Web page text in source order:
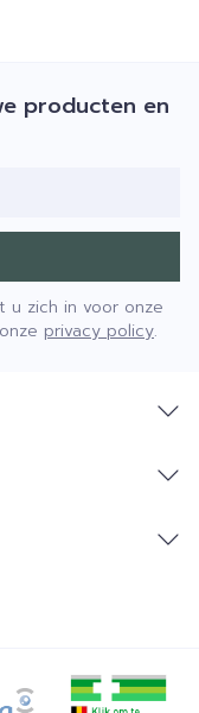
producten en
u zich in voor onze
privacy policy.